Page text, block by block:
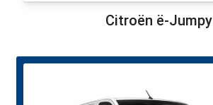
Citroën ë-Jumpy